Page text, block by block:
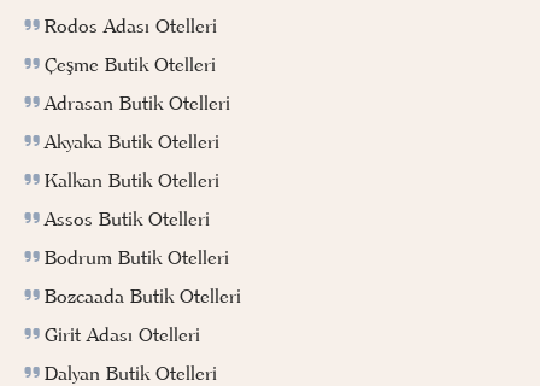
Rodos Adası Otelleri
Çeşme Butik Otelleri
Adrasan Butik Otelleri
Akyaka Butik Otelleri
Kalkan Butik Otelleri
Assos Butik Otelleri
Bodrum Butik Otelleri
Bozcaada Butik Otelleri
Girit Adası Otelleri
Dalyan Butik Otelleri